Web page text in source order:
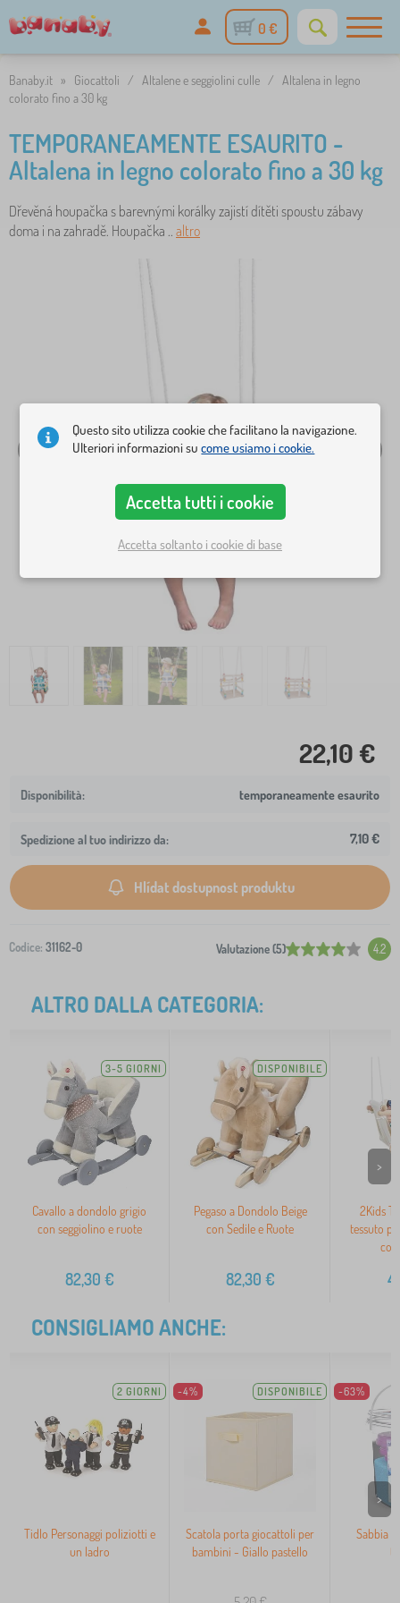
0 €
Banaby.it » Giocattoli / Altalene e seggiolini culle / Altalena in legno
colorato fino a 30 kg
TEMPORANEAMENTE ESAURITO -
Altalena in legno colorato fino a 30 kg
Dřevěná houpačka s barevnými korálky zajistí dítěti spoustu zábavy
doma i na zahradě. Houpačka .. altro
22,10 €
temporaneamente esaurito
Spedizione al tuo indirizzo da: 7,10 €
Hlídat dostupnost produktu
Codice: 31162-0 Valutazione (5) 4.2
ALTRO DALLA CATEGORIA:
3-5 GIORNI
Cavallo a dondolo grigio
con seggiolino e ruote
82,30 €
DISPONIBILE
Pegaso a Dondolo Beige
con Sedile e Ruote
82,30 €
2Kids
tessuto
>
CONSIGLIAMO ANCHE:
2 GIORNI
Tidlo Personaggi poliziotti e
un ladro
-4% DISPONIBILE
Scatola porta giocattoli per
bambini - Giallo pastello
-63%
Sabbia
>
Questo sito utilizza cookie che facilitano la navigazione.
Ulteriori informazioni sucome usiamo i cookie.
Accetta tutti i cookie
Accetta soltanto i cookie di base